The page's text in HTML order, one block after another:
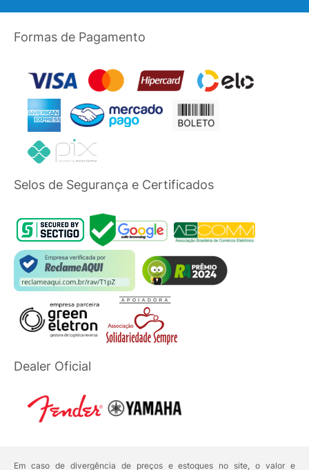
Formas de Pagamento
Selos de Segurança e Certificados
Dealer Oficial
Em caso de divergência de preços e estoques no site, o valor e